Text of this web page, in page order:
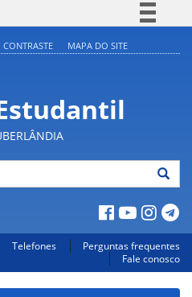
Acesso à informação
Legislação
Canais
MAPA DO SITE
Telefones
Perguntas frequentes
Fale conosco